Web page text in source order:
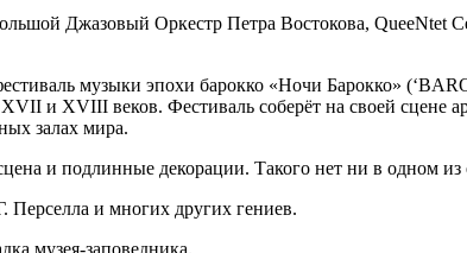
Джазовый Оркестр Петра Востокова, QueeNtet
музыки эпохи барокко «Ночи Барокко»
и XVIII веков. Фестиваль соберёт на своей сцене
залах мира.
и подлинные декорации. Такого нет ни в одном из
и многих других гениев.
музея-заповедника.